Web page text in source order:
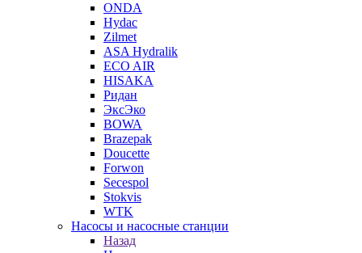
ONDA
Hydac
Zilmet
ASA Hydralik
ECO AIR
HISAKA
Ридан
ЭксЭко
BOWA
Brazepak
Doucette
Forwon
Secespol
Stokvis
WTK
Насосы и насосные станции
Назад